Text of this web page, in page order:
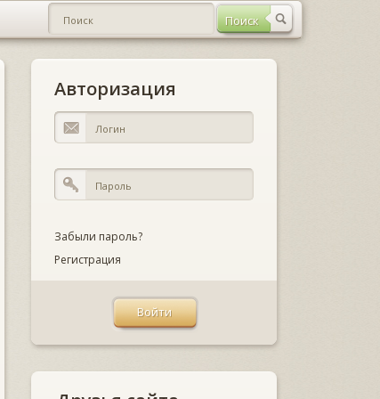
Авторизация
Забыли пароль?
Регистрация